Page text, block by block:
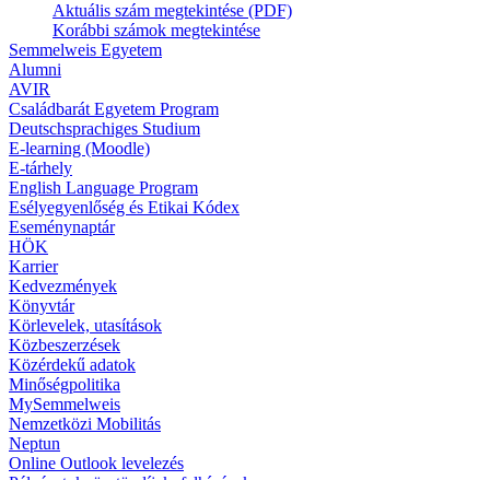
Aktuális szám megtekintése (PDF)
Korábbi számok megtekintése
Semmelweis Egyetem
Alumni
AVIR
Családbarát Egyetem Program
Deutschsprachiges Studium
E-learning (Moodle)
E-tárhely
English Language Program
Esélyegyenlőség és Etikai Kódex
Eseménynaptár
HÖK
Karrier
Kedvezmények
Könyvtár
Körlevelek, utasítások
Közbeszerzések
Közérdekű adatok
Minőségpolitika
MySemmelweis
Nemzetközi Mobilitás
Neptun
Online Outlook levelezés